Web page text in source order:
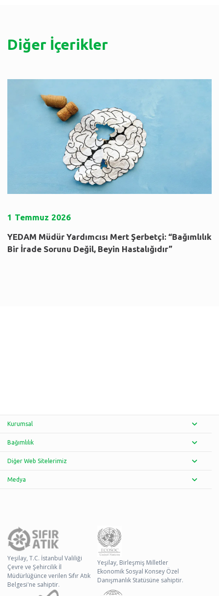
Diğer İçerikler
1 Temmuz 2026
YEDAM Müdür Yardımcısı Mert Şerbetçi: “Bağımlılık
Bir İrade Sorunu Değil, Beyin Hastalığıdır”
Kurumsal
Bağımlılık
Diğer Web Sitelerimiz
Medya
Yeşilay, T.C. İstanbul Valiliği
Çevre ve Şehircilik İl
Müdürlüğünce verilen Sıfır Atık
Belgesi'ne sahiptir.
Yeşilay, Birleşmiş Milletler
Ekonomik Sosyal Konsey Özel
Danışmanlık Statüsüne sahiptir.